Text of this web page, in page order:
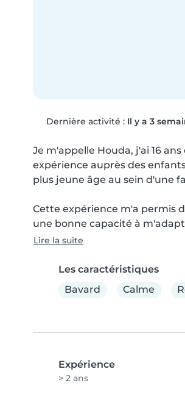
Dernière activité : Il y a 3
Je m'appelle Houda, j'ai 16
expérience auprès des
plus jeune âge au sein d'une
Cette expérience m'a permis
une bonne capacité à
Lire la suite
Les caractéristiques
Bavard
Calme
Expérience
> 2 ans